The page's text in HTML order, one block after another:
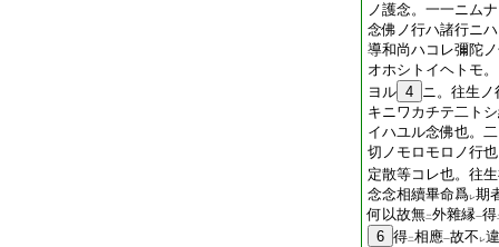
ノ護念。一一ニム
念佛ノ行ハ諸行ニ
導和尚ハコレ彌陀
オホシトイヘトモ
ヨル 4 ニ。往生
キニワカチテ二ト
イハユル念佛也。
切ノモロモロノ行
定散等コレ也。往
念念相續畢命爲レ期
何以故無二外雜縁一得
6 得二相應一故不 レ違